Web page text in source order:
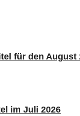
für den August
im Juli 2026